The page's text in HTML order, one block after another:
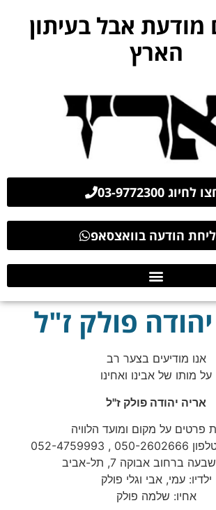
מודעת אבל בעיתון
הארץ
03-9772300
הודעה בוואצסאפ
פולק ז"ל
אנו מודיעים בצער רב
על מותו של אבינו ואחינו
אריה יהודה פולק ז"ל
פרטים על מקום ומועד הלוויה
4759993
ברחוב אבוקה 7, תל-אביב
ילדיו: עמי, אבי וגלי פולק
אחיו: שלמה פולק